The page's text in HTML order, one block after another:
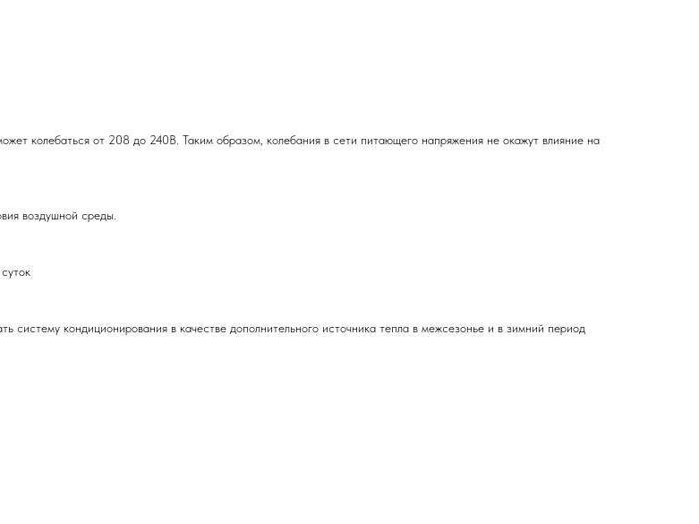
колебаться от 208 до 240В. Таким образом, колебания в сети питающего напряжения не окажут влияние на
воздушной среды.
систему кондиционирования в качестве дополнительного источника тепла в межсезонье и в зимний период